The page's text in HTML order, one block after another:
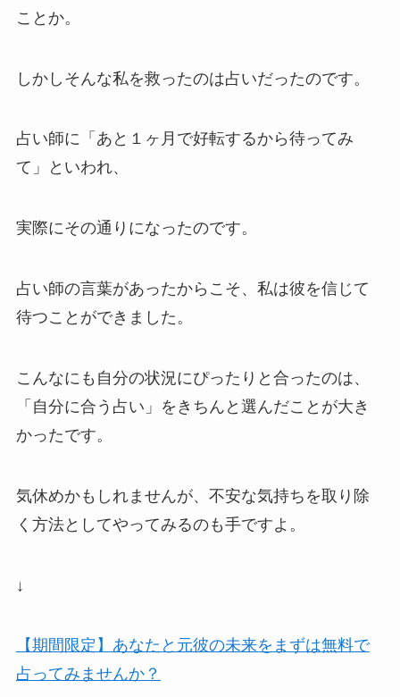
ことか。
しかしそんな私を救ったのは占いだったのです。
占い師に「あと１ヶ月で好転するから待ってみ
て」といわれ、
実際にその通りになったのです。
占い師の言葉があったからこそ、私は彼を信じて
待つことができました。
こんなにも自分の状況にぴったりと合ったのは、
「自分に合う占い」をきちんと選んだことが大き
かったです。
気休めかもしれませんが、不安な気持ちを取り除
く方法としてやってみるのも手ですよ。
↓
【期間限定】あなたと元彼の未来をまずは無料で
占ってみませんか？